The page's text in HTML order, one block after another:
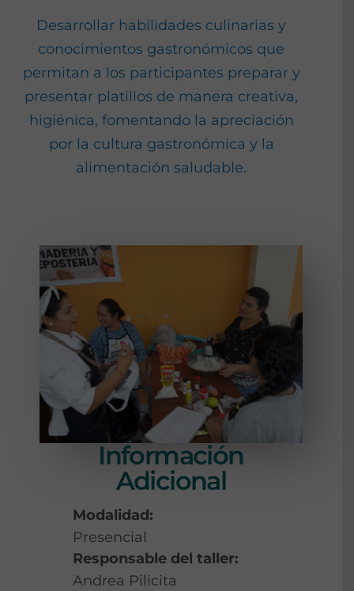
Desarrollar habilidades culinarias y
conocimientos gastronómicos que
permitan a los participantes preparar y
presentar platillos de manera creativa,
higiénica, fomentando la apreciación
por la cultura gastronómica y la
alimentación saludable.
Información
Adicional
Modalidad:
Presencial
Responsable del taller:
Andrea Pilicita